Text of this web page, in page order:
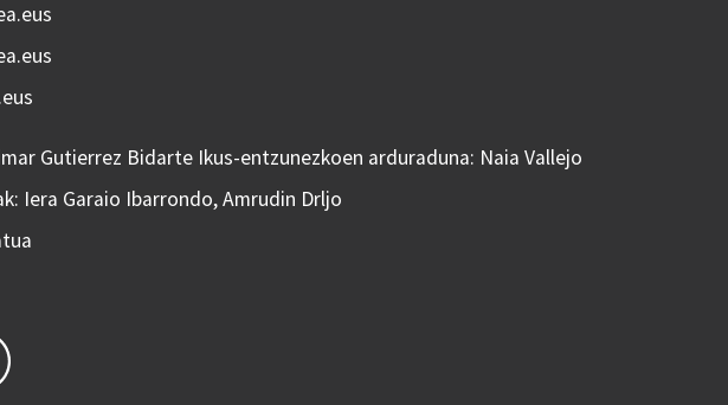
Gutierrez Bidarte Ikus-entzunezkoen arduraduna: Naia Vallejo
Iera Garaio Ibarrondo, Amrudin Drljo